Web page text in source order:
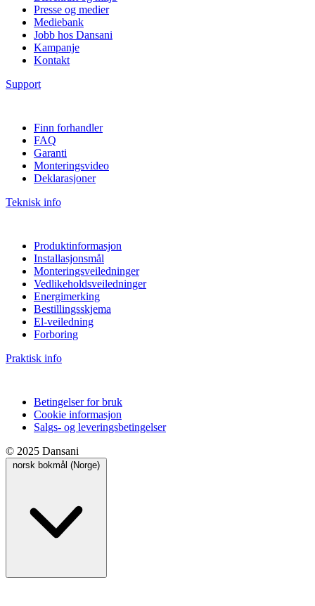
Presse og medier
Mediebank
Jobb hos Dansani
Kampanje
Kontakt
Support
Finn forhandler
FAQ
Garanti
Monteringsvideo
Deklarasjoner
Teknisk info
Produktinformasjon
Installasjonsmål
Monteringsveiledninger
Vedlikeholdsveiledninger
Energimerking
Bestillingsskjema
El-veiledning
Forboring
Praktisk info
Betingelser for bruk
Cookie informasjon
Salgs- og leveringsbetingelser
© 2025 Dansani
norsk bokmål (Norge)